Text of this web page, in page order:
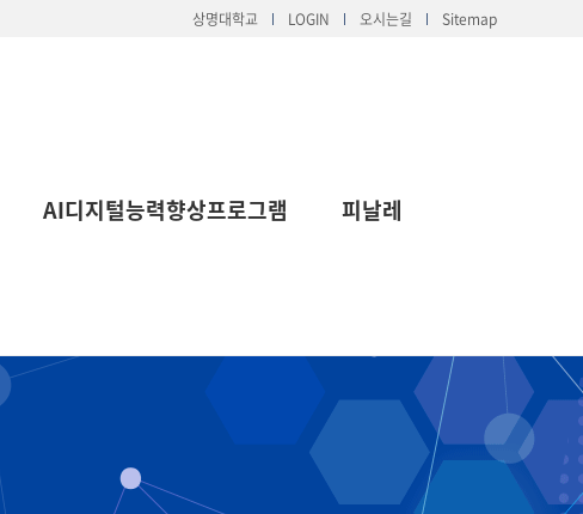
상명대학교 LOGIN 오시는길 Sitemap
AI디지털능력향상프로그램 피날레